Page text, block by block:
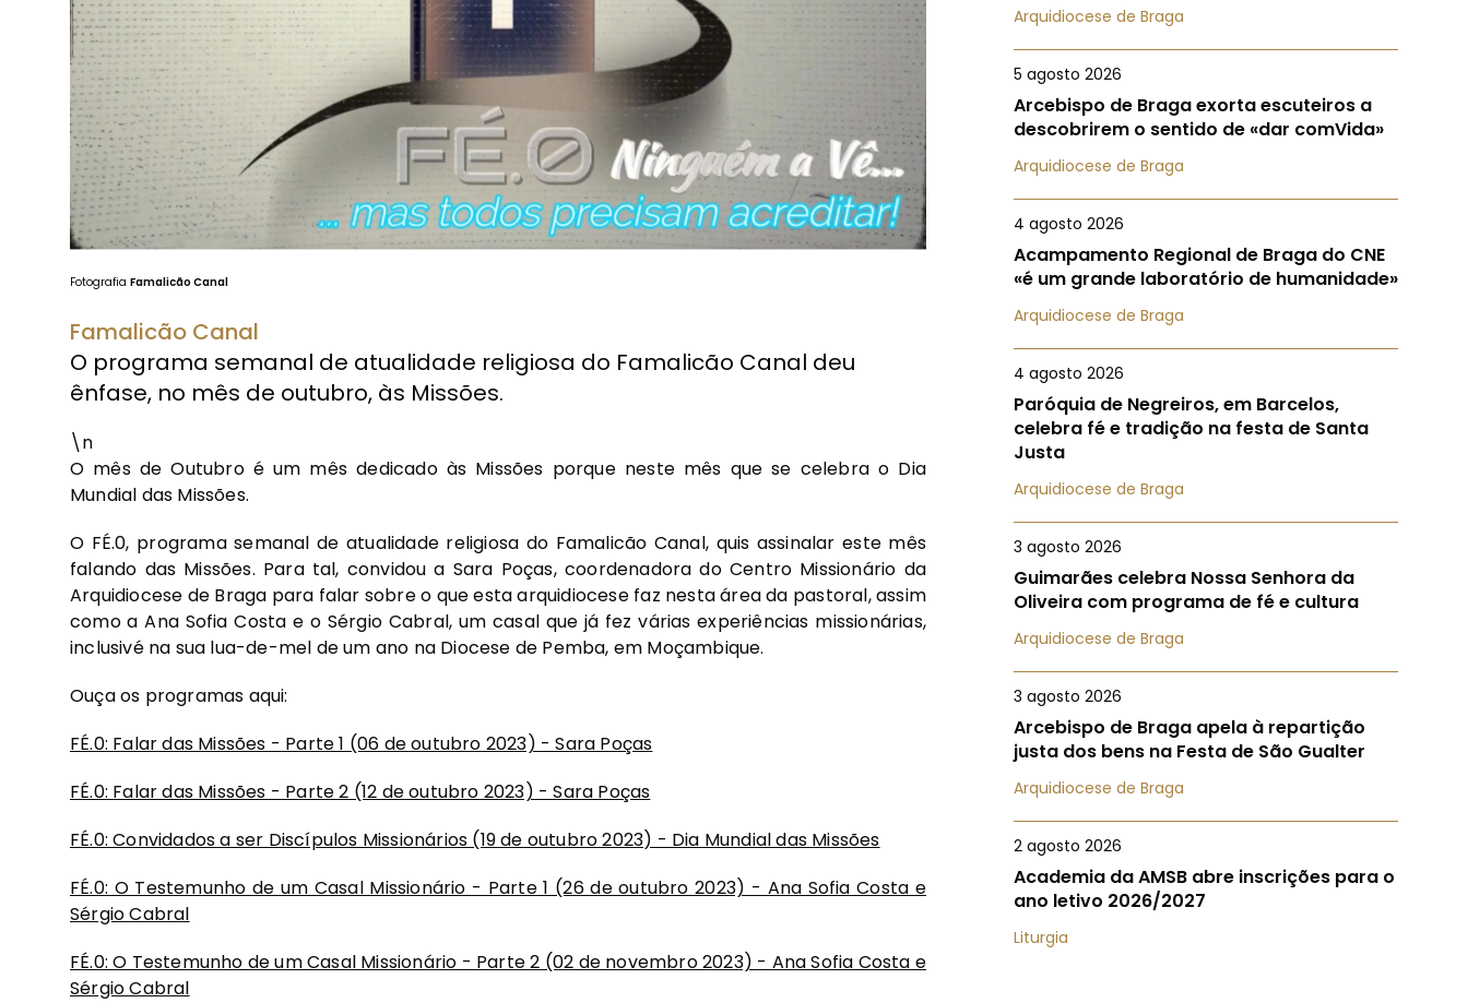
Fotografia Famalicão Canal
Famalicão Canal
O programa semanal de atualidade religiosa do Famalicão Canal deu
ênfase, no mês de outubro, às Missões.
\n
O mês de Outubro é um mês dedicado às Missões porque neste mês que se celebra o Dia
Mundial das Missões.
O FÉ.0, programa semanal de atualidade religiosa do Famalicão Canal, quis assinalar este mês
falando das Missões. Para tal, convidou a Sara Poças, coordenadora do Centro Missionário da
Arquidiocese de Braga para falar sobre o que esta arquidiocese faz nesta área da pastoral, assim
como a Ana Sofia Costa e o Sérgio Cabral, um casal que já fez várias experiências missionárias,
inclusivé na sua lua-de-mel de um ano na Diocese de Pemba, em Moçambique.
Ouça os programas aqui:
FÉ.0: Falar das Missões - Parte 1 (06 de outubro 2023) - Sara Poças
FÉ.0: Falar das Missões - Parte 2 (12 de outubro 2023) - Sara Poças
FÉ.0: Convidados a ser Discípulos Missionários (19 de outubro 2023) - Dia Mundial das Missões
FÉ.0: O Testemunho de um Casal Missionário - Parte 1 (26 de outubro 2023) - Ana Sofia Costa e
Sérgio Cabral
FÉ.0: O Testemunho de um Casal Missionário - Parte 2 (02 de novembro 2023) - Ana Sofia Costa e
Sérgio Cabral
Arquidiocese de Braga
5 agosto 2026
Arcebispo de Braga exorta escuteiros a
descobrirem o sentido de «dar comVida»
Arquidiocese de Braga
4 agosto 2026
Acampamento Regional de Braga do CNE
«é um grande laboratório de humanidade»
Arquidiocese de Braga
4 agosto 2026
Paróquia de Negreiros, em Barcelos,
celebra fé e tradição na festa de Santa
Justa
Arquidiocese de Braga
3 agosto 2026
Guimarães celebra Nossa Senhora da
Oliveira com programa de fé e cultura
Arquidiocese de Braga
3 agosto 2026
Arcebispo de Braga apela à repartição
justa dos bens na Festa de São Gualter
Arquidiocese de Braga
2 agosto 2026
Academia da AMSB abre inscrições para o
ano letivo 2026/2027
Liturgia